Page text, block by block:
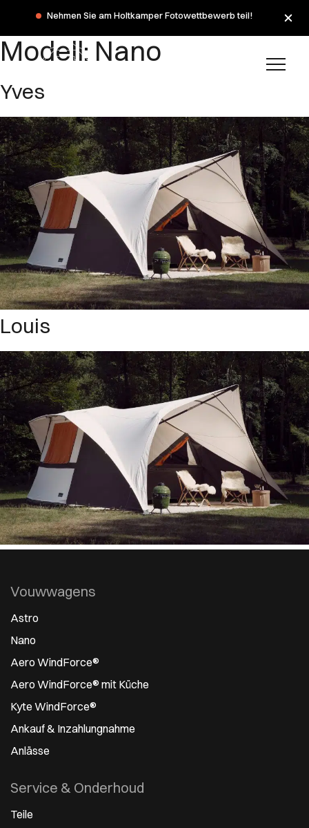
Nehmen Sie am Holtkamper Fotowettbewerb teil!
Modell: Nano
Yves
Louis
Vouwwagens
Astro
Nano
Aero WindForce®
Aero WindForce® mit Küche
Kyte WindForce®
Ankauf & Inzahlungnahme
Anlässe
Service & Onderhoud
Teile